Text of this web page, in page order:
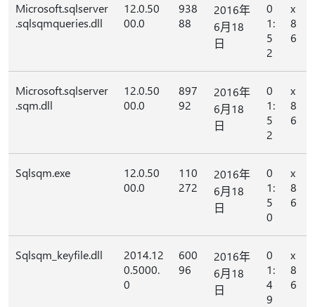
Microsoft.sqlserver
.sqlsqmqueries.dll
12.0.50
00.0
938
88
2016年
6月18
日
0
1:
5
2
x
8
6
Microsoft.sqlserver
.sqm.dll
12.0.50
00.0
897
92
2016年
6月18
日
0
1:
5
2
x
8
6
Sqlsqm.exe
12.0.50
00.0
110
272
2016年
6月18
日
0
1:
5
0
x
8
6
Sqlsqm_keyfile.dll
2014.12
0.5000.
0
600
96
2016年
6月18
日
0
1:
4
9
x
8
6